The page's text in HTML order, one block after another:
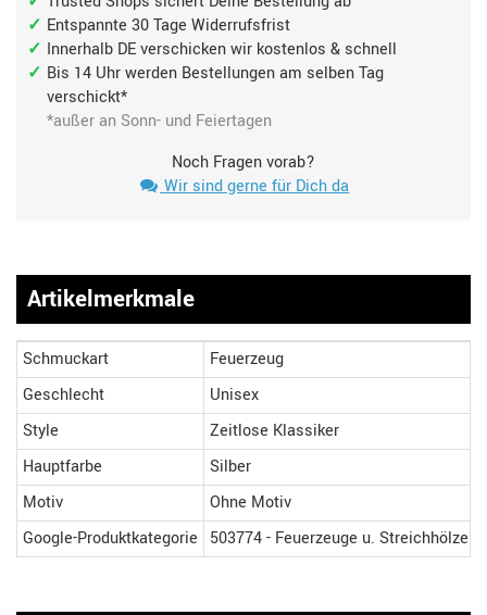
Entspannte 30 Tage Widerrufsfrist
Innerhalb DE verschicken wir kostenlos & schnell
Bis 14 Uhr werden Bestellungen am selben Tag
verschickt*
*außer an Sonn- und Feiertagen
Noch Fragen vorab?
Wir sind gerne für Dich da
Artikelmerkmale
Schmuckart
Feuerzeug
Geschlecht
Unisex
Style
Zeitlose Klassiker
Hauptfarbe
Silber
Motiv
Ohne Motiv
Google-Produktkategorie
503774 - Feuerzeuge u. Streichhölzer